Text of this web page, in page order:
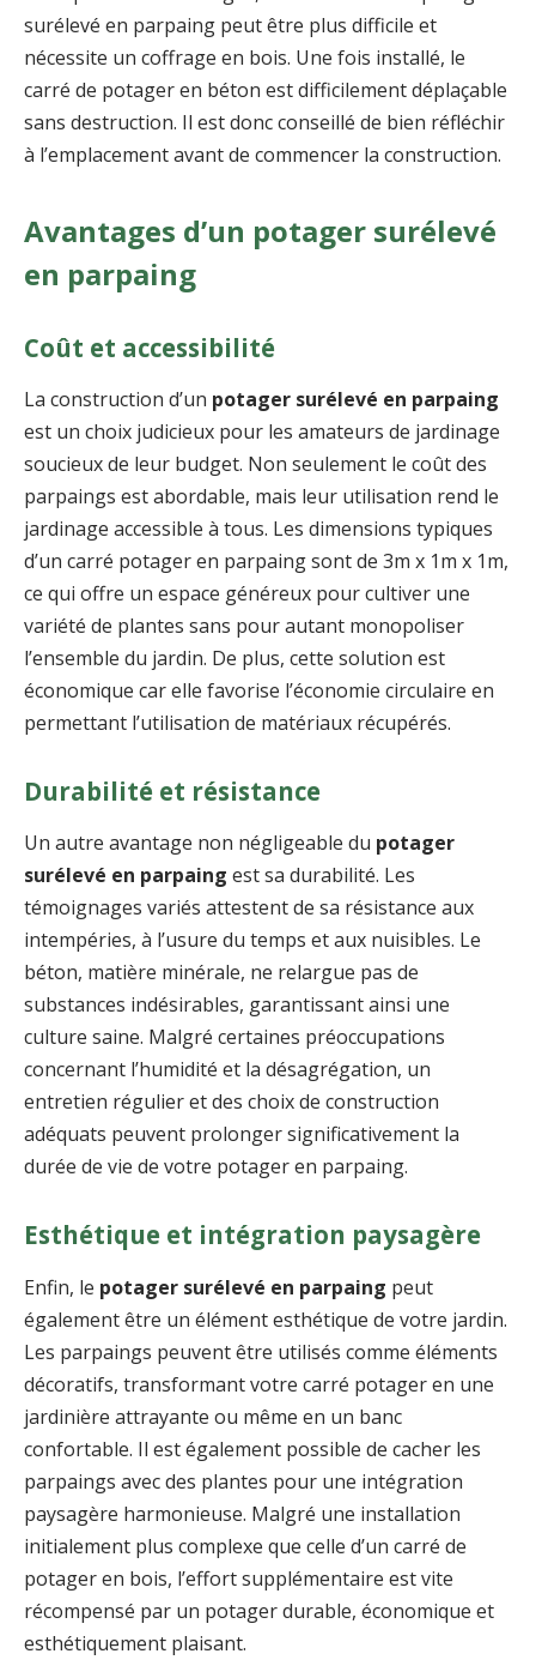
surélevé en parpaing peut être plus difficile et
nécessite un coffrage en bois. Une fois installé, le
carré de potager en béton est difficilement déplaçable
sans destruction. Il est donc conseillé de bien réfléchir
à l’emplacement avant de commencer la construction.
Avantages d’un potager surélevé
en parpaing
Coût et accessibilité
La construction d’un potager surélevé en parpaing
est un choix judicieux pour les amateurs de jardinage
soucieux de leur budget. Non seulement le coût des
parpaings est abordable, mais leur utilisation rend le
jardinage accessible à tous. Les dimensions typiques
d’un carré potager en parpaing sont de 3m x 1m x 1m,
ce qui offre un espace généreux pour cultiver une
variété de plantes sans pour autant monopoliser
l’ensemble du jardin. De plus, cette solution est
économique car elle favorise l’économie circulaire en
permettant l’utilisation de matériaux récupérés.
Durabilité et résistance
Un autre avantage non négligeable du potager
surélevé en parpaing est sa durabilité. Les
témoignages variés attestent de sa résistance aux
intempéries, à l’usure du temps et aux nuisibles. Le
béton, matière minérale, ne relargue pas de
substances indésirables, garantissant ainsi une
culture saine. Malgré certaines préoccupations
concernant l’humidité et la désagrégation, un
entretien régulier et des choix de construction
adéquats peuvent prolonger significativement la
durée de vie de votre potager en parpaing.
Esthétique et intégration paysagère
Enfin, le potager surélevé en parpaing peut
également être un élément esthétique de votre jardin.
Les parpaings peuvent être utilisés comme éléments
décoratifs, transformant votre carré potager en une
jardinière attrayante ou même en un banc
confortable. Il est également possible de cacher les
parpaings avec des plantes pour une intégration
paysagère harmonieuse. Malgré une installation
initialement plus complexe que celle d’un carré de
potager en bois, l’effort supplémentaire est vite
récompensé par un potager durable, économique et
esthétiquement plaisant.